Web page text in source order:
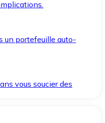
un portefeuille auto-
vous soucier des